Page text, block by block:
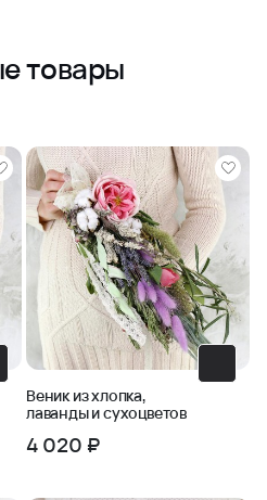
товары
Веник из хлопка,
лаванды и сухоцветов
4 020 ₽